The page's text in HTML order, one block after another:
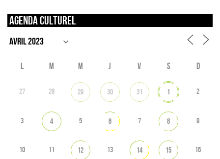
Agenda culturel
L M M J V S D
27 28 29 30 31 1 2
3 4 5 6 7 8 9
10 11 12 13 14 15 16